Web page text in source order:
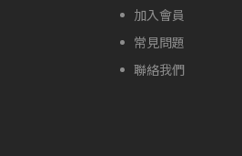
加入會員
常見問題
聯絡我們